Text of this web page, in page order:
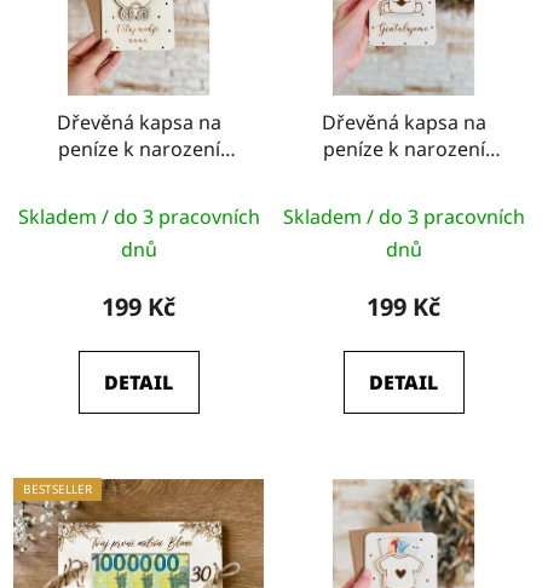
Dřevěná kapsa na
peníze k narození
Skladem / do 3 pracovních
dnů
199 Kč
DETAIL
Dřevěná kapsa na
peníze k narození
Skladem / do 3 pracovních
dnů
199 Kč
DETAIL
BESTSELLER